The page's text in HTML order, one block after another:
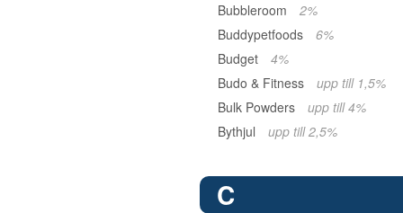
Bubbleroom
2%
Buddypetfoods
6%
Budget
4%
Budo & Fitness
upp till 1,5%
Bulk Powders
upp till 4%
Bythjul
upp till 2,5%
C